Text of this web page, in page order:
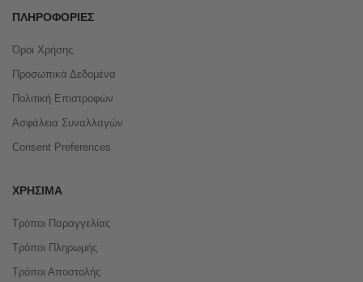
ΠΛΗΡΟΦΟΡΊΕΣ
Όροι Χρήσης
Προσωπικά Δεδομένα
Πολιτική Επιστροφών
Ασφάλεια Συναλλαγών
Consent Preferences
ΧΡΉΣΙΜΑ
Τρόποι Παραγγελίας
Τρόποι Πληρωμής
Τρόποι Αποστολής